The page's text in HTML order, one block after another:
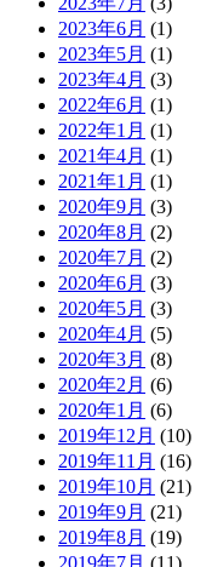
2023年6月 (1)
2023年5月 (1)
2023年4月 (3)
2022年6月 (1)
2022年1月 (1)
2021年4月 (1)
2021年1月 (1)
2020年9月 (3)
2020年8月 (2)
2020年7月 (2)
2020年6月 (3)
2020年5月 (3)
2020年4月 (5)
2020年3月 (8)
2020年2月 (6)
2020年1月 (6)
2019年12月 (10)
2019年11月 (16)
2019年10月 (21)
2019年9月 (21)
2019年8月 (19)
2019年7月 (11)